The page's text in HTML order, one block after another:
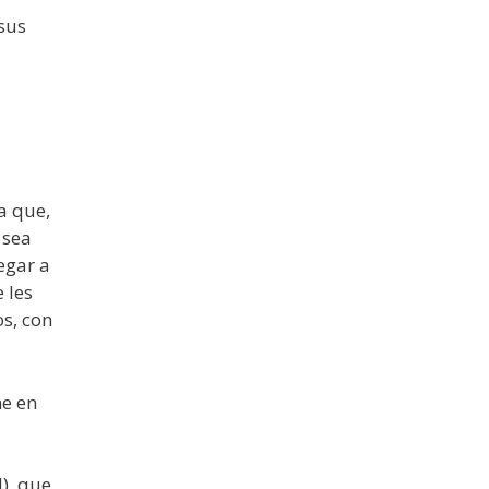
que,
a
les
con
en
que